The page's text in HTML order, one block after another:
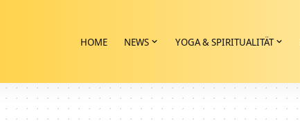
HOME NEWS YOGA & SPIRITUALITÄT